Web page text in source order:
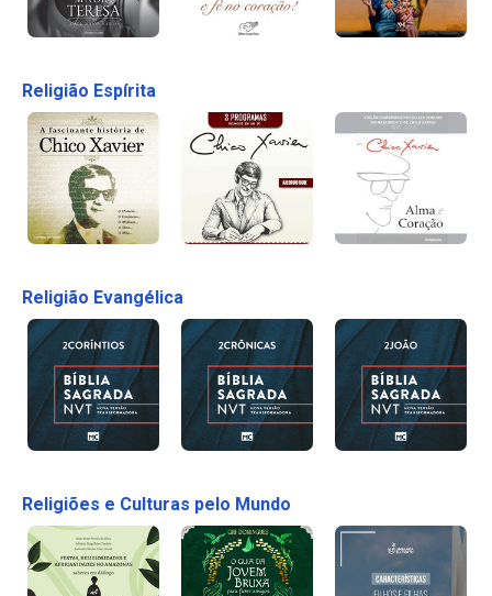
Religião Espírita
Religião Evangélica
Religiões e Culturas pelo Mundo